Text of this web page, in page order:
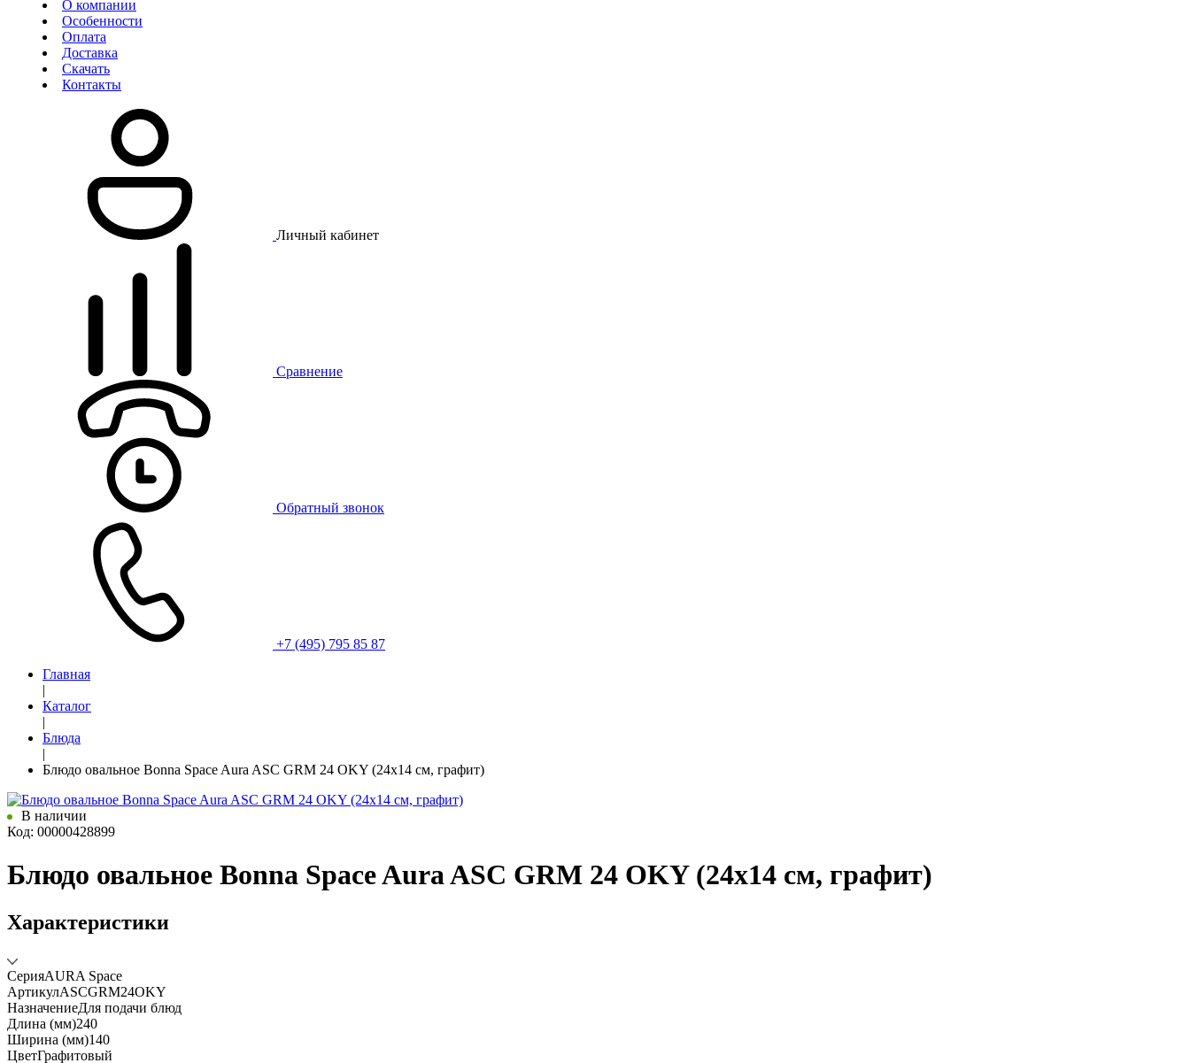
О компании
Особенности
Оплата
Доставка
Скачать
Контакты
Личный кабинет
Сравнение
Обратный звонок
+7 (495) 795 85 87
Главная
|
Каталог
|
Блюда
|
Блюдо овальное Bonna Space Aura ASC GRM 24 OKY (24х14 см, графит)
В наличии
Код: 00000428899
Блюдо овальное Bonna Space Aura ASC GRM 24 OKY (24х14 см, графит)
Характеристики
СерияAURA Space
АртикулASCGRM24OKY
НазначениеДля подачи блюд
Длина (мм)240
Ширина (мм)140
ЦветГрафитовый